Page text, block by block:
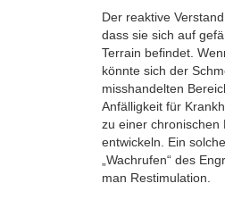
Der reaktive
dass sie sich auf
Terrain befindet.
könnte sich der
misshandelten
Anfälligkeit für
zu einer chronischen
entwickeln. Ein
„Wachrufen“ des
man Restimulation.